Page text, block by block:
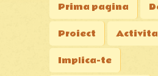
Prima pagina
Proiect
Implica-te